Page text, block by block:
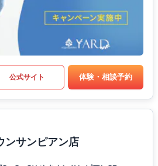
公式サイト 体験・相談予約
ンサンピアン店